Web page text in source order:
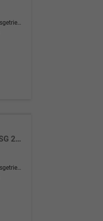
Doppelkupplungsgetriebe (DSG)
Sportline 2.0 TSI 4x4 204PS/150kW DSG 2026 +CANTON+CONVENIENCE PLUS+PERFORMANCE+AKUSTIK
Doppelkupplungsgetriebe (DSG)